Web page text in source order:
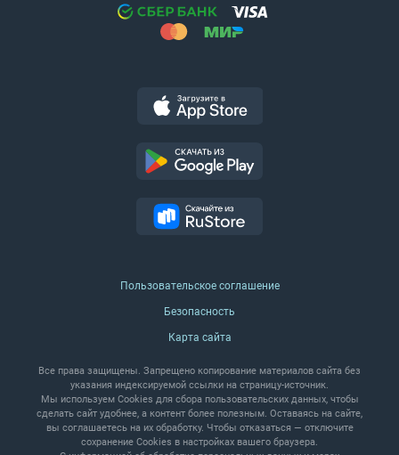
Пользовательское соглашение
Безопасность
Карта сайта
Все права защищены. Запрещено копирование материалов сайта без
указания индексируемой ссылки на страницу‑источник.
Мы используем Cookies для сбора пользовательских данных, чтобы
сделать сайт удобнее, а контент более полезным. Оставаясь на сайте,
вы соглашаетесь на их обработку. Чтобы отказаться — отключите
сохранение Cookies в настройках вашего браузера.